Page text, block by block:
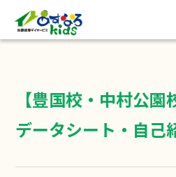
【豊国校・中村公園
データシート・自己